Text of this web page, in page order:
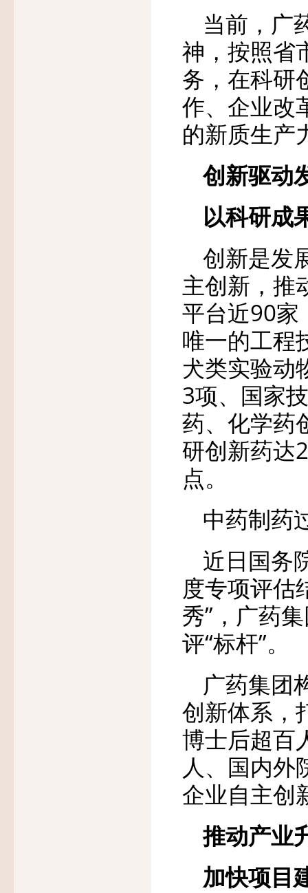
当前，广
神，按照省
务，在科研
作、企业改
的新质生产
创新驱动
以科研成
创新是发
主创新，推
平台近90家
唯一的工程
犬类实验动
3项、国家
药、化学药
研创新药达
点。
中药制药
近日国务
度专项评估
秀”，广药
评“标杆”。
广药集团
创新体系，
博士后超百
人、国内外
企业自主创
推动产业
加快项目